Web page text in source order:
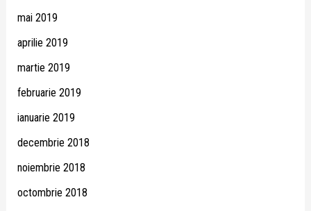
mai 2019
aprilie 2019
martie 2019
februarie 2019
ianuarie 2019
decembrie 2018
noiembrie 2018
octombrie 2018